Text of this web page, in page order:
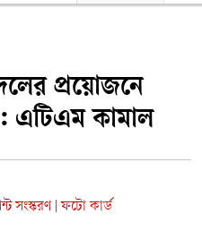
প্রয়োজনে
এটিএম কামাল
সংস্করণ ফটো কার্ড